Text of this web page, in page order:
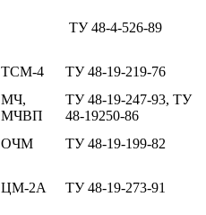
ТУ 48-4-526-89
ТСМ-4
ТУ 48-19-219-76
МЧ,
МЧВП
ТУ 48-19-247-93, ТУ
48-19250-86
ОЧМ
ТУ 48-19-199-82
ЦМ-2А ТУ 48-19-273-91